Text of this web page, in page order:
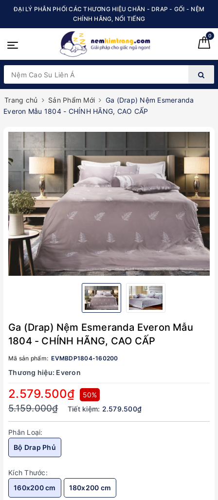
ĐẠI LÝ PHÂN PHỐI CÁC THƯƠNG HIỆU CHĂN - DRAP - GỐI - NỆM
CHÍNH HÃNG, NỔI TIẾNG
0
Trang chủ Sản Phẩm Mới
Ga (Drap) Nệm Esmeranda
Everon Mẫu 1804 - CHÍNH HÃNG, CAO CẤP
Ga (Drap) Nệm Esmeranda Everon Mẫu
1804 - CHÍNH HÃNG, CAO CẤP
Mã sản phẩm: EVMBDP1804-160200
Thương hiệu: Everon
2.579.500₫ 50%
5.159.000₫ Tiết kiệm: 2.579.500₫
Phân Loại:
Bộ Drap Phủ
Kích Thước:
160x200 cm
180x200 cm